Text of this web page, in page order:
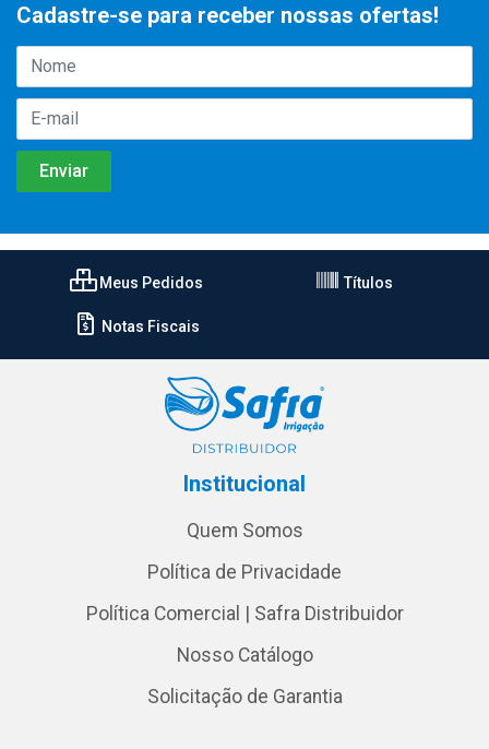
Cadastre-se para receber nossas ofertas!
Meus Pedidos Títulos
Notas Fiscais
Institucional
Quem Somos
Política de Privacidade
Política Comercial | Safra Distribuidor
Nosso Catálogo
Solicitação de Garantia